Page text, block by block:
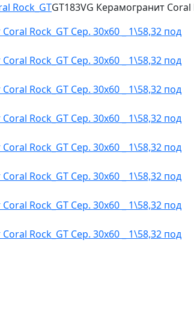
Rock_GTGT183VG Керамогранит